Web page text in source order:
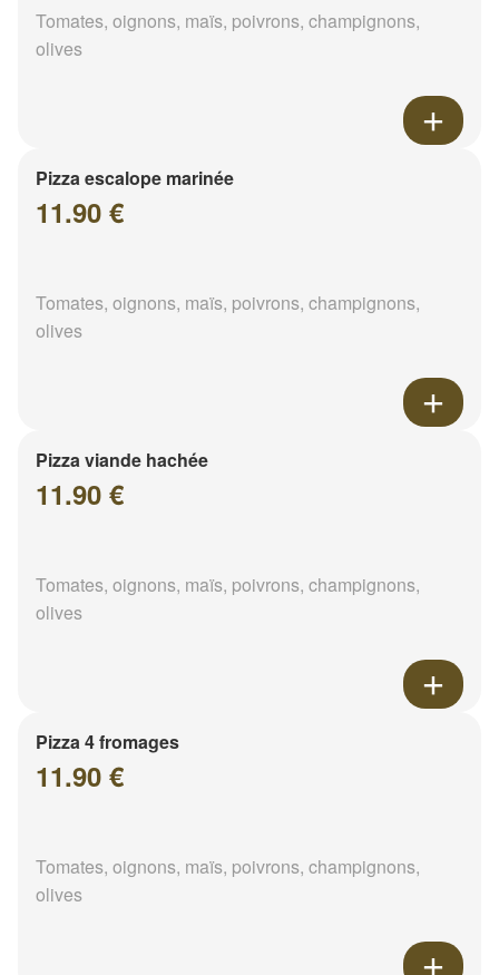
Tomates, oignons, maïs, poivrons, champignons,
olives
Pizza escalope marinée
11.90 €
Tomates, oignons, maïs, poivrons, champignons,
olives
Pizza viande hachée
11.90 €
Tomates, oignons, maïs, poivrons, champignons,
olives
Pizza 4 fromages
11.90 €
Tomates, oignons, maïs, poivrons, champignons,
olives